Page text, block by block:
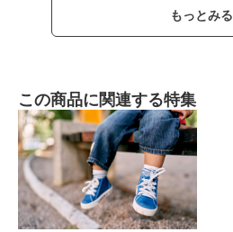
もっとみる
この商品に関連する特集